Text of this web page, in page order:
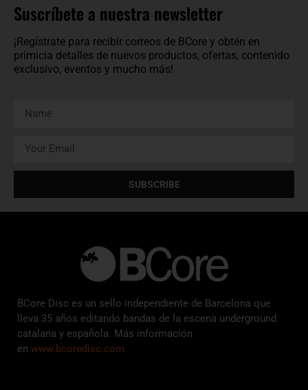
Suscríbete a nuestra newsletter
¡Regístrate para recibir correos de BCore y obtén en
primicia detalles de nuevos productos, ofertas, contenido
exclusivo, eventos y mucho más!
SUBSCRIBE
BCore Disc es un sello independiente de Barcelona que
lleva 35 años editando bandas de la escena underground
catalana y española. Más información
en www.bcoredisc.com